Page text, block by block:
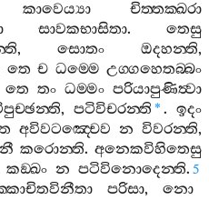
කාවෙය්‍යා
චිත‍්තක‍්ඛරා
සාවකභාසිතා.තෙසු
, සොතං ඔදහන‍්ති,
තෙ ච ධම‍්මෙ උග‍්ගහෙතබ‍්බං
තෙ තං ධම‍්මං පරියාපුණිත්‍වා
, පටිවිචරන‍්ති * .ඉදං
අවිවටඤ‍්චෙව න විවරන‍්ති,
කරොන‍්ති. අනෙකවිහිතෙසු
කඞ‍්ඛං න පටිවිනොදෙන‍්ති. 5
පරිසා, නො